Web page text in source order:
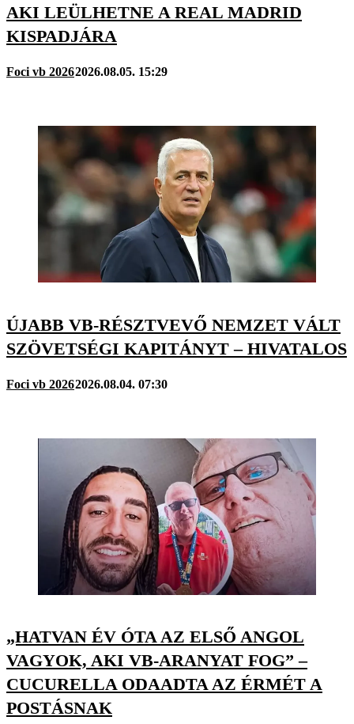
AKI LEÜLHETNE A REAL MADRID
KISPADJÁRA
Foci vb 20262026.08.05. 15:29
ÚJABB VB-RÉSZTVEVŐ NEMZET VÁLT
SZÖVETSÉGI KAPITÁNYT – HIVATALOS
Foci vb 20262026.08.04. 07:30
„HATVAN ÉV ÓTA AZ ELSŐ ANGOL
VAGYOK, AKI VB-ARANYAT FOG” –
CUCURELLA ODAADTA AZ ÉRMÉT A
POSTÁSNAK